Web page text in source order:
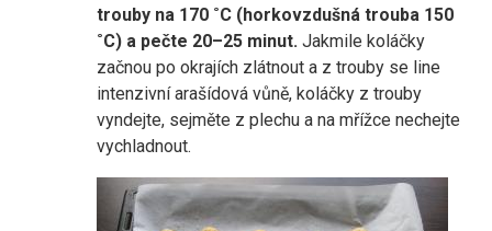
trouby na 170 ˚C (horkovzdušná trouba 150
˚C) a pečte 20–25 minut. Jakmile koláčky
začnou po okrajích zlátnout a z trouby se line
intenzivní arašídová vůně, koláčky z trouby
vyndejte, sejměte z plechu a na mřížce nechejte
vychladnout.